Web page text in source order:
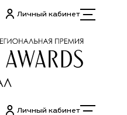
Личный кабинет
Личный кабинет